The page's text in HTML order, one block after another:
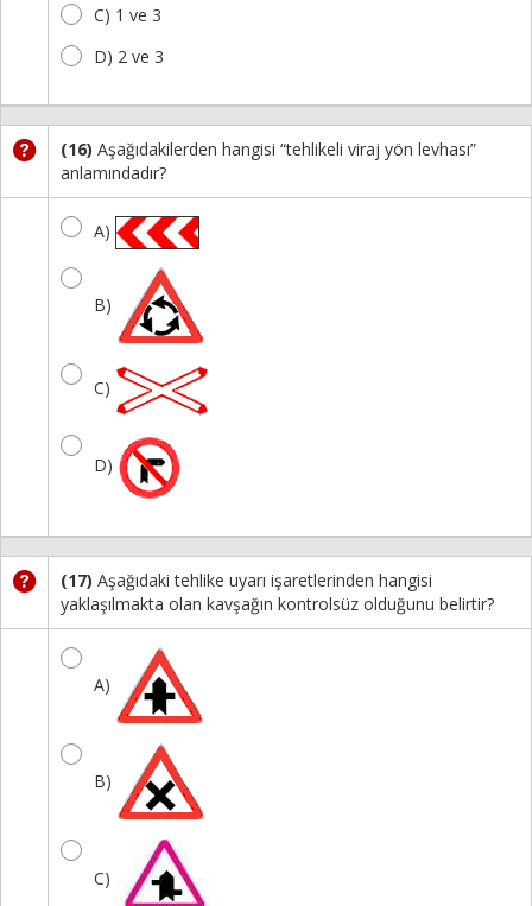
C) 1 ve 3
D) 2 ve 3
(16) Aşağıdakilerden hangisi “tehlikeli viraj yön levhası”
anlamındadır?
A)
B)
C)
D)
(17) Aşağıdaki tehlike uyarı işaretlerinden hangisi
yaklaşılmakta olan kavşağın kontrolsüz olduğunu belirtir?
A)
B)
C)